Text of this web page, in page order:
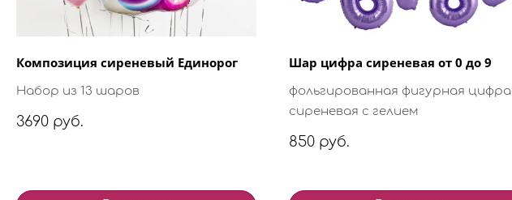
Композиция сиреневый Единорог
Набор из 13 шаров
3690 руб.
Шар цифра сиреневая от 0 до 9
фольгированная фигурная цифра
сиреневая с гелием
850 руб.